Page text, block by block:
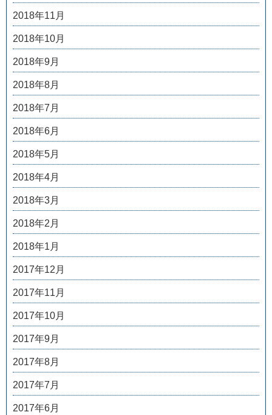
2018年11月
2018年10月
2018年9月
2018年8月
2018年7月
2018年6月
2018年5月
2018年4月
2018年3月
2018年2月
2018年1月
2017年12月
2017年11月
2017年10月
2017年9月
2017年8月
2017年7月
2017年6月